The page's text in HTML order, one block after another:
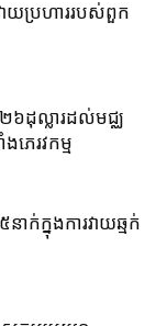
ាយប្រហាររបស់ពួក
៦ដុល្លារដល់មជ្ឈ
េរវកម្ម
ាក់ក្នុងការវាយឆ្មក់